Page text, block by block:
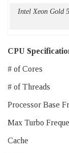
Intel Xeon Gold
CPU
# of
# of
Processor Base
Max Turbo
Cache